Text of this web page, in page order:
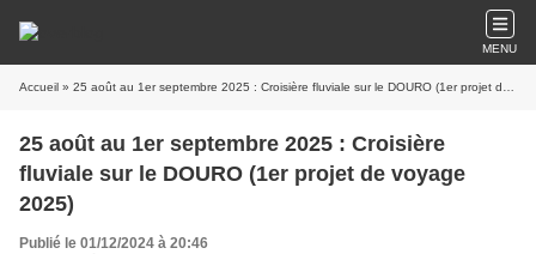
MENU
Accueil » 25 août au 1er septembre 2025 : Croisière fluviale sur le DOURO (1er projet de voyage 2025)
25 août au 1er septembre 2025 : Croisière
fluviale sur le DOURO (1er projet de voyage
2025)
Publié le 01/12/2024 à 20:46